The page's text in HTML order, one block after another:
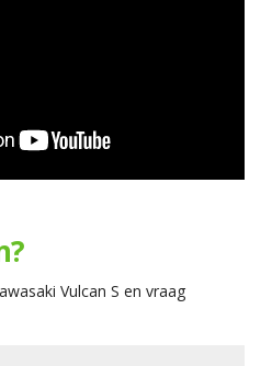
Vulcan S en vraag